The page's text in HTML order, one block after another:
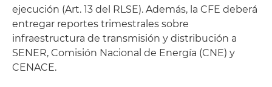
ejecución (Art. 13 del RLSE). Además, la CFE deberá
entregar reportes trimestrales sobre
infraestructura de transmisión y distribución a
SENER, Comisión Nacional de Energía (CNE) y
CENACE.